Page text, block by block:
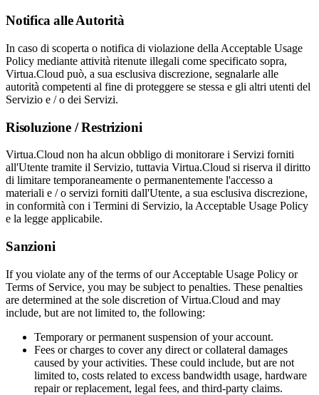
Notifica alle Autorità
In caso di scoperta o notifica di violazione della Acceptable Usage
Policy mediante attività ritenute illegali come specificato sopra,
Virtua.Cloud può, a sua esclusiva discrezione, segnalarle alle
autorità competenti al fine di proteggere se stessa e gli altri utenti del
Servizio e / o dei Servizi.
Risoluzione / Restrizioni
Virtua.Cloud non ha alcun obbligo di monitorare i Servizi forniti
all'Utente tramite il Servizio, tuttavia Virtua.Cloud si riserva il diritto
di limitare temporaneamente o permanentemente l'accesso a
materiali e / o servizi forniti dall'Utente, a sua esclusiva discrezione,
in conformità con i Termini di Servizio, la Acceptable Usage Policy
e la legge applicabile.
Sanzioni
If you violate any of the terms of our Acceptable Usage Policy or
Terms of Service, you may be subject to penalties. These penalties
are determined at the sole discretion of Virtua.Cloud and may
include, but are not limited to, the following:
Temporary or permanent suspension of your account.
Fees or charges to cover any direct or collateral damages
caused by your activities. These could include, but are not
limited to, costs related to excess bandwidth usage, hardware
repair or replacement, legal fees, and third-party claims.